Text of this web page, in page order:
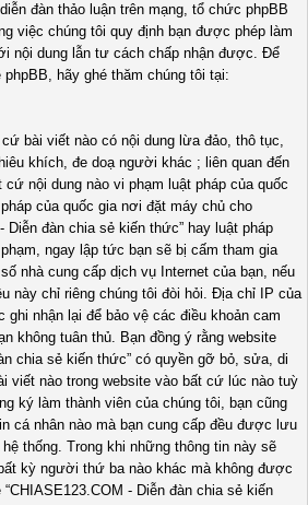
đàn thảo luận trên mạng, tổ chức phpBB
việc chúng tôi quy định bạn được phép làm
nội dung lẫn tư cách chấp nhận được. Để
hãy ghé thăm chúng tôi tại:
bài viết nào có nội dung lừa đảo, thô tục,
khích, đe doạ người khác ; liên quan đến
nội dung nào vi phạm luật pháp của quốc
của quốc gia nơi đặt máy chủ cho
Diễn đàn chia sẻ kiến thức” hay luật pháp
ngay lập tức bạn sẽ bị cấm tham gia
nhà cung cấp dịch vụ Internet của bạn, nếu
này chỉ riêng chúng tôi đòi hỏi. Địa chỉ IP của
nhận lại để bảo vệ các điều khoản cam
không tuân thủ. Bạn đồng ý rằng website
chia sẻ kiến thức” có quyền gỡ bỏ, sửa, di
viết nào trong website vào bất cứ lúc nào tuỳ
ký làm thành viên của chúng tôi, bạn cũng
cá nhân nào mà bạn cung cấp đều được lưu
thống. Trong khi những thông tin này sẽ
kỳ người thứ ba nào khác mà không được
- Diễn đàn chia sẻ kiến